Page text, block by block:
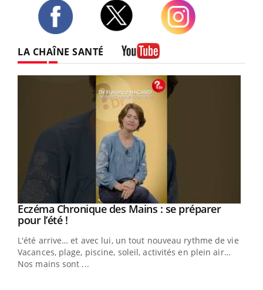
LA CHAÎNE SANTÉ
Youtube
Eczéma Chronique des Mains : se préparer
pour l’été !Youtube
L'été arrive… et avec lui, un tout nouveau rythme de vie !
Vacances, plage, piscine, soleil, activités en plein air…
Nos mains sont ...